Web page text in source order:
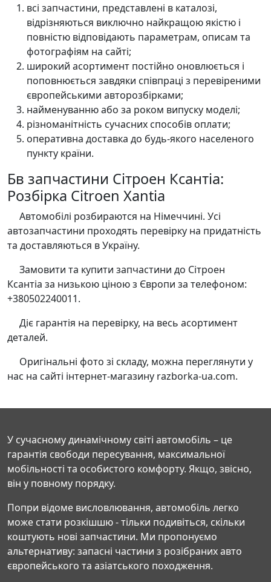
всі запчастини, представлені в каталозі,
відрізняються виключно найкращою якістю і
повністю відповідають параметрам, описам та
фотографіям на сайті;
широкий асортимент постійно оновлюється і
поповнюється завдяки співпраці з перевіреними
європейськими авторозбірками;
найменуванню або за роком випуску моделі;
різноманітність сучасних способів оплати;
оперативна доставка до будь-якого населеного
пункту країни.
Бв запчастини Сітроен Ксантіа:
Розбірка Citroen Xantia
Автомобілі розбираются на Німеччині. Усі
автозапчастини проходять перевірку на придатність
та доставляються в Україну.
Замовити та купити запчастини до Сітроен
Ксантіа за низькою ціною з Європи за телефоном:
+380502240011.
Діє гарантія на перевірку, на весь асортимент
деталей.
Оригінальні фото зі складу, можна переглянути у
нас на сайті інтернет-магазину razborka-ua.com.
У сучасному динамічному світі автомобіль – це
гарантія свободи пересування, максимальної
мобільності та особистого комфорту. Якщо, звісно,
він у повному порядку.
Попри відоме висловлювання, автомобіль легко
може стати розкішшю - тільки подивіться, скільки
коштують нові запчастини. Ми пропонуємо
альтернативу: запасні частини з розібраних авто
європейського та азіатського походження.